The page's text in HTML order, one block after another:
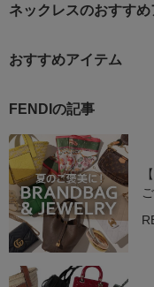
ネックレスのおすすめ
おすすめアイテム
FENDIの記事